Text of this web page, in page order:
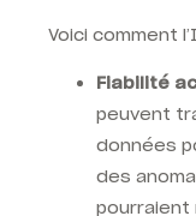
Voici comment
Fiabilité
peuvent
données
des
pourraient